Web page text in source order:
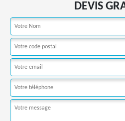
DEVIS